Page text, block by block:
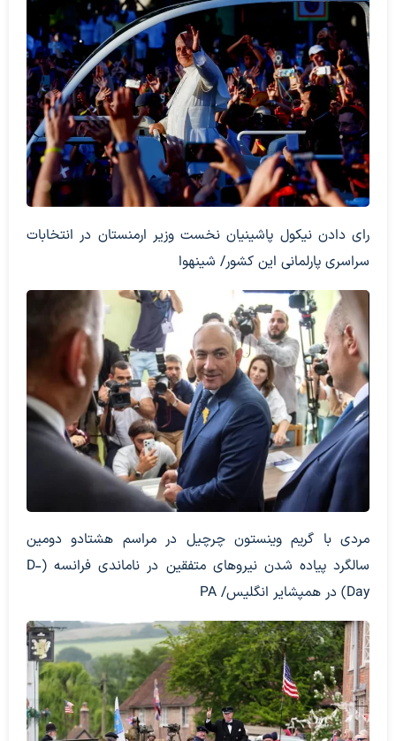
رای دادن نیکول پاشینیان نخست وزیر ارمنستان در انتخابات
سراسری پارلمانی این کشور/ شینهوا
مردی با گریم وینستون چرچیل در مراسم هشتادو دومین
سالگرد پیاده شدن نیروهای متفقین در ناماندی فرانسه (D-
Day) در همپشایر انگلیس/ PA